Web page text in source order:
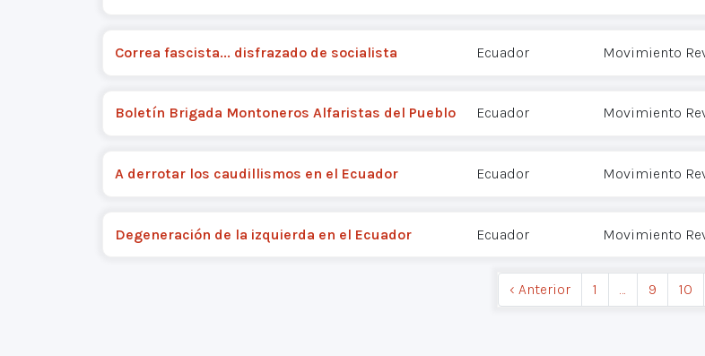
Correa fascista... disfrazado de socialista Ecuador Movimiento
Boletín Brigada Montoneros Alfaristas del Pueblo Ecuador Movimiento
A derrotar los caudillismos en el Ecuador Ecuador Movimiento
Degeneración de la izquierda en el Ecuador Ecuador Movimiento
‹ Anterior 1 … 9 10